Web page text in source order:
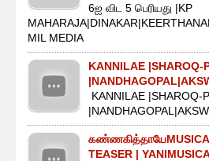
6ஐ விட 5 பெரியது |KP
MIL MEDIA
KANNILAE |SHAROQ-
KANNILAE |SHAROQ-
TEASER |